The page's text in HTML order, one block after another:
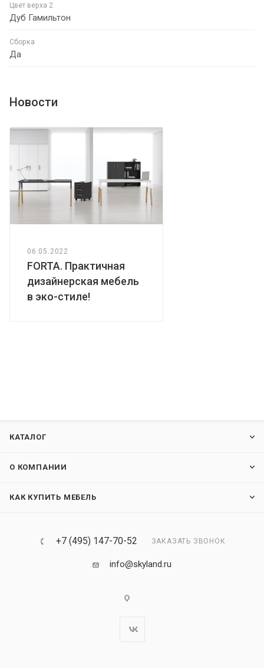
Цвет верха 2
Дуб Гамильтон
Сборка
Да
Новости
06.05.2022
FORTA. Практичная
дизайнерская мебель
в эко-стиле!
КАТАЛОГ
О КОМПАНИИ
КАК КУПИТЬ МЕБЕЛЬ
+7 (495) 147-70-52 ЗАКАЗАТЬ ЗВОНОК
info@skyland.ru